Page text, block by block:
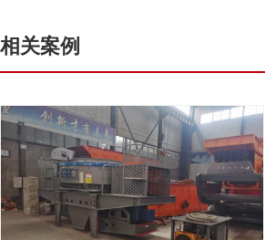
相关案例